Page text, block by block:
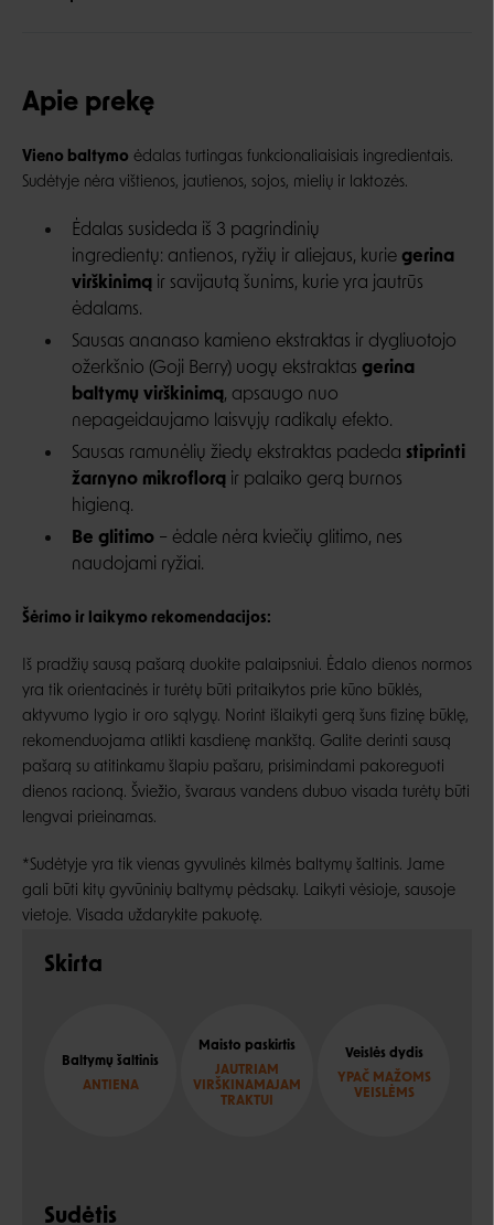
Apie prekę
Vieno baltymo ėdalas turtingas funkcionaliaisiais ingredientais.
Sudėtyje nėra vištienos, jautienos, sojos, mielių ir laktozės.
Ėdalas susideda iš 3 pagrindinių
ingredientų: antienos, ryžių ir aliejaus, kurie gerina
virškinimą ir savijautą šunims, kurie yra jautrūs
ėdalams.
Sausas ananaso kamieno ekstraktas ir dygliuotojo
ožerkšnio (Goji Berry) uogų ekstraktas gerina
baltymų virškinimą, apsaugo nuo
nepageidaujamo laisvųjų radikalų efekto.
Sausas ramunėlių žiedų ekstraktas padeda stiprinti
žarnyno mikroflorą ir palaiko gerą burnos
higieną.
Be glitimo – ėdale nėra kviečių glitimo, nes
naudojami ryžiai.
Šėrimo ir laikymo rekomendacijos:
Iš pradžių sausą pašarą duokite palaipsniui. Ėdalo dienos normos
yra tik orientacinės ir turėtų būti pritaikytos prie kūno būklės,
aktyvumo lygio ir oro sąlygų. Norint išlaikyti gerą šuns fizinę būklę,
rekomenduojama atlikti kasdienę mankštą. Galite derinti sausą
pašarą su atitinkamu šlapiu pašaru, prisimindami pakoreguoti
dienos racioną. Šviežio, švaraus vandens dubuo visada turėtų būti
lengvai prieinamas.
*Sudėtyje yra tik vienas gyvulinės kilmės baltymų šaltinis. Jame
gali būti kitų gyvūninių baltymų pėdsakų. Laikyti vėsioje, sausoje
vietoje. Visada uždarykite pakuotę.
Skirta
Baltymų šaltinis
ANTIENA
Maisto paskirtis
JAUTRIAM
VIRŠKINAMAJAM
TRAKTUI
Veislės dydis
YPAČ MAŽOMS
VEISLĖMS
Sudėtis